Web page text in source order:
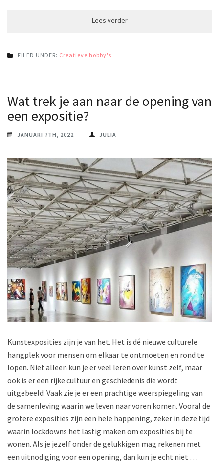
FILED UNDER: Creatieve hobby's
Wat trek je aan naar de opening van
een expositie?
JANUARI 7TH, 2022 JULIA
Kunstexposities zijn je van het. Het is dé nieuwe culturele
hangplek voor mensen om elkaar te ontmoeten en rond te
lopen. Niet alleen kun je er veel leren over kunst zelf, maar
ook is er een rijke cultuur en geschiedenis die wordt
uitgebeeld. Vaak zie je er een prachtige weerspiegeling van
de samenleving waarin we leven naar voren komen. Vooral de
grotere exposities zijn een hele happening, zeker in deze tijd
waarin lockdowns het lastig maken om exposities bij te
wonen. Als je jezelf onder de gelukkigen mag rekenen met
een uitnodiging voor een opening, dan kun je echt niet …